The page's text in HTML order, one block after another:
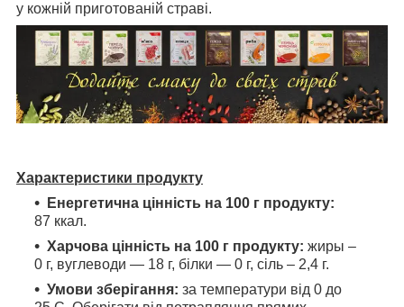
у кожній приготованій страві.
Характеристики продукту
Енергетична цінність на 100 г продукту:
87 ккал.
Харчова цінність на 100 г продукту: жиры –
0 г, вуглеводи — 18 г, білки — 0 г, сіль – 2,4 г.
Умови зберігання: за температури від 0 до